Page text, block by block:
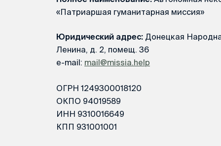
«Патриаршая гуманитарная миссия»
Юридический адрес: Донецкая
Ленина, д. 2, помещ. 36
e-mail: mail@missia.help
ОГРН 1249300018120
ОКПО 94019589
ИНН 9310016649
КПП 931001001